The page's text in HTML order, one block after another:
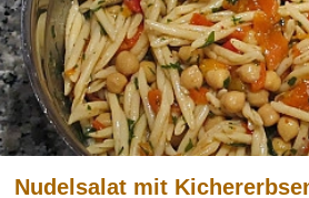
Nudelsalat mit